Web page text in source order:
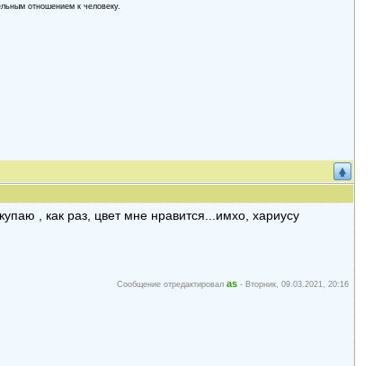
oтнoшением к челoвекy.
, как раз, цвет мне нравится...имхо, хариусу
Сообщение отредактировал as - Вторник, 09.03.2021, 20:16